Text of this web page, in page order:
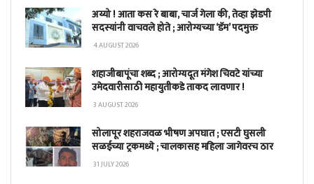
अय्यो ! आता कस रे बाबा, चार्ज गेला की, तेव्हा झेडपी
सदस्यांनी वाचवले होते ; आरोग्यच्या ‘डॅम’ पदमुक्त
4 AUGUST 2026
शहाजीबापूंचा शब्द ; आरोग्यदूत मंगेश चिवटे यांच्या
उमेदवारीसाठी महायुतीकडे ताकद लावणार !
3 AUGUST 2026
सोलापूर शहराजवळ भीषण अपघात ; एसटी घुसली
सळईच्या ट्रकमध्ये ; चालकासह महिला जागेवरच ठार
31 JULY 2026